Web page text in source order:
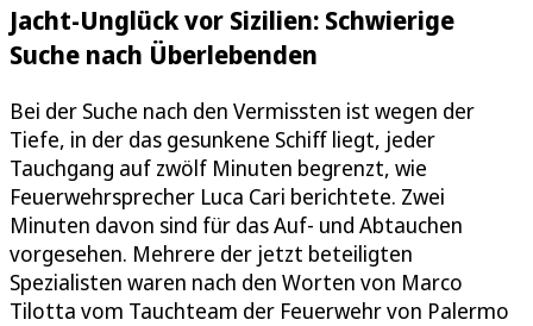
Jacht-Unglück vor Sizilien: Schwierige
Suche nach Überlebenden
Bei der Suche nach den Vermissten ist wegen der
Tiefe, in der das gesunkene Schiff liegt, jeder
Tauchgang auf zwölf Minuten begrenzt, wie
Feuerwehrsprecher Luca Cari berichtete. Zwei
Minuten davon sind für das Auf- und Abtauchen
vorgesehen. Mehrere der jetzt beteiligten
Spezialisten waren nach den Worten von Marco
Tilotta vom Tauchteam der Feuerwehr von Palermo